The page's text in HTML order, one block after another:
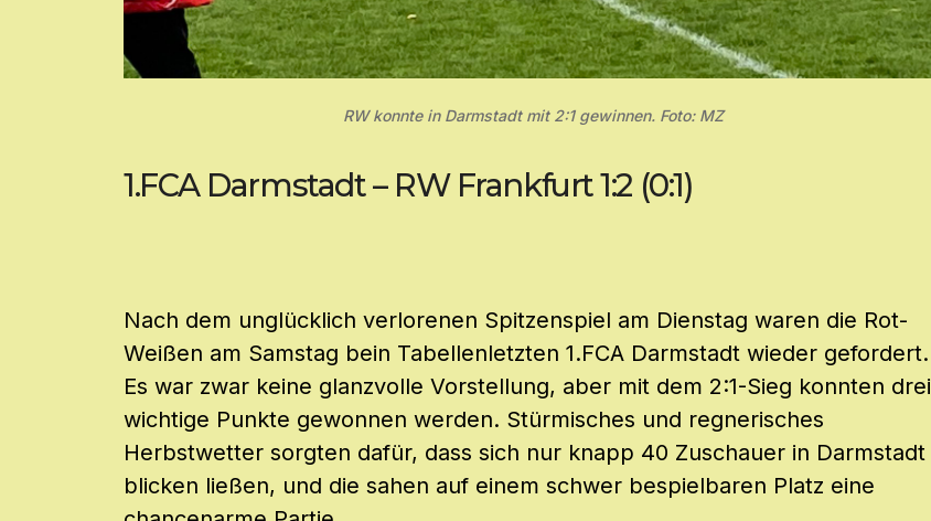
RW konnte in Darmstadt mit 2:1 gewinnen. Foto: MZ
1.FCA Darmstadt – RW Frankfurt 1:2 (0:1)
Nach dem unglücklich verlorenen Spitzenspiel am Dienstag waren die Rot-
Weißen am Samstag bein Tabellenletzten 1.FCA Darmstadt wieder gefordert.
Es war zwar keine glanzvolle Vorstellung, aber mit dem 2:1-Sieg konnten drei
wichtige Punkte gewonnen werden. Stürmisches und regnerisches
Herbstwetter sorgten dafür, dass sich nur knapp 40 Zuschauer in Darmstadt
blicken ließen, und die sahen auf einem schwer bespielbaren Platz eine